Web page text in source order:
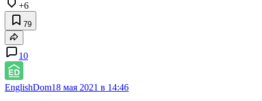
+6
79
10
EnglishDom18 мая 2021 в 14:46